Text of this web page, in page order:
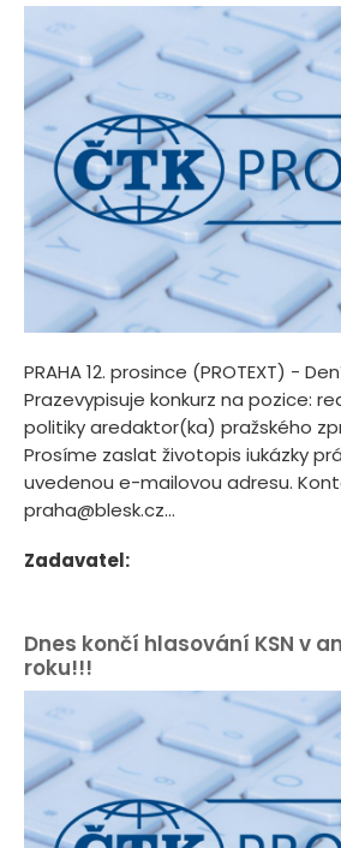
PRAHA 12. prosince (PROTEXT) -
Prazevypisuje konkurz na pozice:
politiky aredaktor(ka) pražského
Prosíme zaslat životopis iukázky
uvedenou e-mailovou adresu.
praha@blesk.cz...
Zadavatel:
Dnes končí hlasování KSN v
roku!!!